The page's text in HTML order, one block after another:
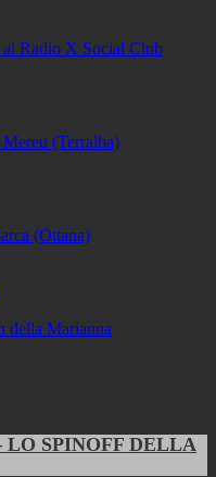
Radio X Social Club
(Terralba)
(Ottana)
della Marianna
LO SPINOFF DELLA